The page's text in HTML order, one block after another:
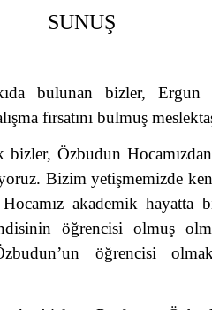
SUNUŞ
bulunan bizler, Ergun
fırsatını bulmuş
bizler, Özbudun
Bizim yetişmemizde
akademik hayatta
öğrencisi olmuş
öğrencisi